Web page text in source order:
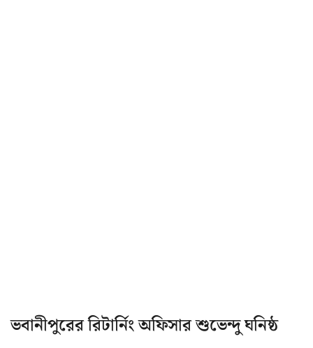
ভবানীপুরের রিটার্নিং অফিসার শুভেন্দু ঘনিষ্ঠ